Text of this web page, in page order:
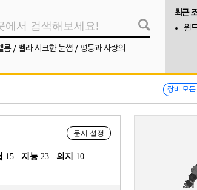
름/ 벨라 시크한 눈썹 / 평등과 사랑의
최근
윈
장비 모
문서 설정
15 지능 23 의지 10